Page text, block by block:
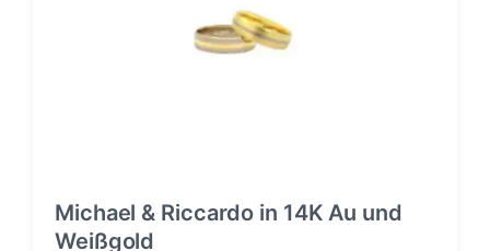
Michael & Riccardo in 14K Au und
Weißgold